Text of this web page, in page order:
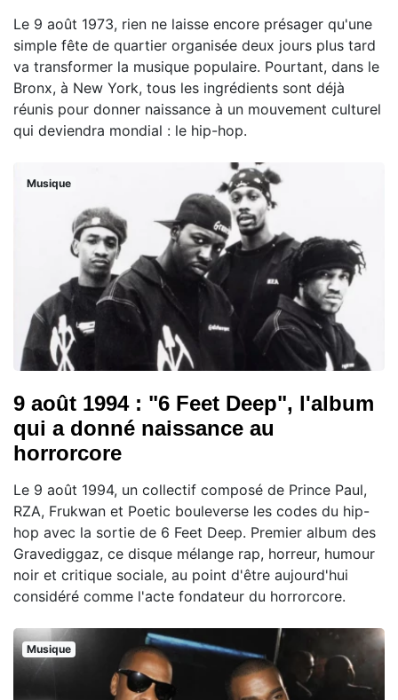
Le 9 août 1973, rien ne laisse encore présager qu'une
simple fête de quartier organisée deux jours plus tard
va transformer la musique populaire. Pourtant, dans le
Bronx, à New York, tous les ingrédients sont déjà
réunis pour donner naissance à un mouvement culturel
qui deviendra mondial : le hip-hop.
Musique
9 août 1994 : "6 Feet Deep", l'album
qui a donné naissance au
horrorcore
Le 9 août 1994, un collectif composé de Prince Paul,
RZA, Frukwan et Poetic bouleverse les codes du hip-
hop avec la sortie de 6 Feet Deep. Premier album des
Gravediggaz, ce disque mélange rap, horreur, humour
noir et critique sociale, au point d'être aujourd'hui
considéré comme l'acte fondateur du horrorcore.
Musique